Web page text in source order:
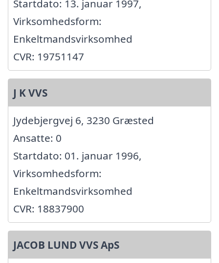
Startdato: 13. januar 1997,
Virksomhedsform:
Enkeltmandsvirksomhed
CVR: 19751147
J K VVS
Jydebjergvej 6, 3230 Græsted
Ansatte: 0
Startdato: 01. januar 1996,
Virksomhedsform:
Enkeltmandsvirksomhed
CVR: 18837900
JACOB LUND VVS ApS